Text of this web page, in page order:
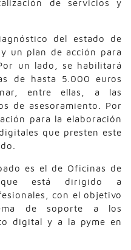
de servicios y
del estado de
un plan de acción para
un lado, se habilitará
de hasta 5.000 euros
entre ellas, a las
de asesoramiento. Por
para la elaboración
que presten este
es el de Oficinas de
que está dirigido a
con el objetivo
de soporte a los
digital y a la pyme en